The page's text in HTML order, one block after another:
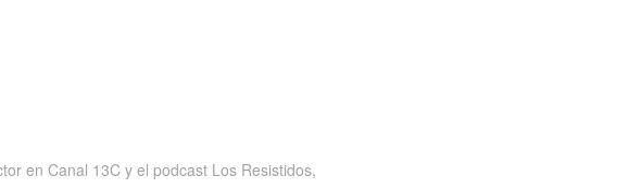
en Canal 13C y el podcast Los Resistidos,